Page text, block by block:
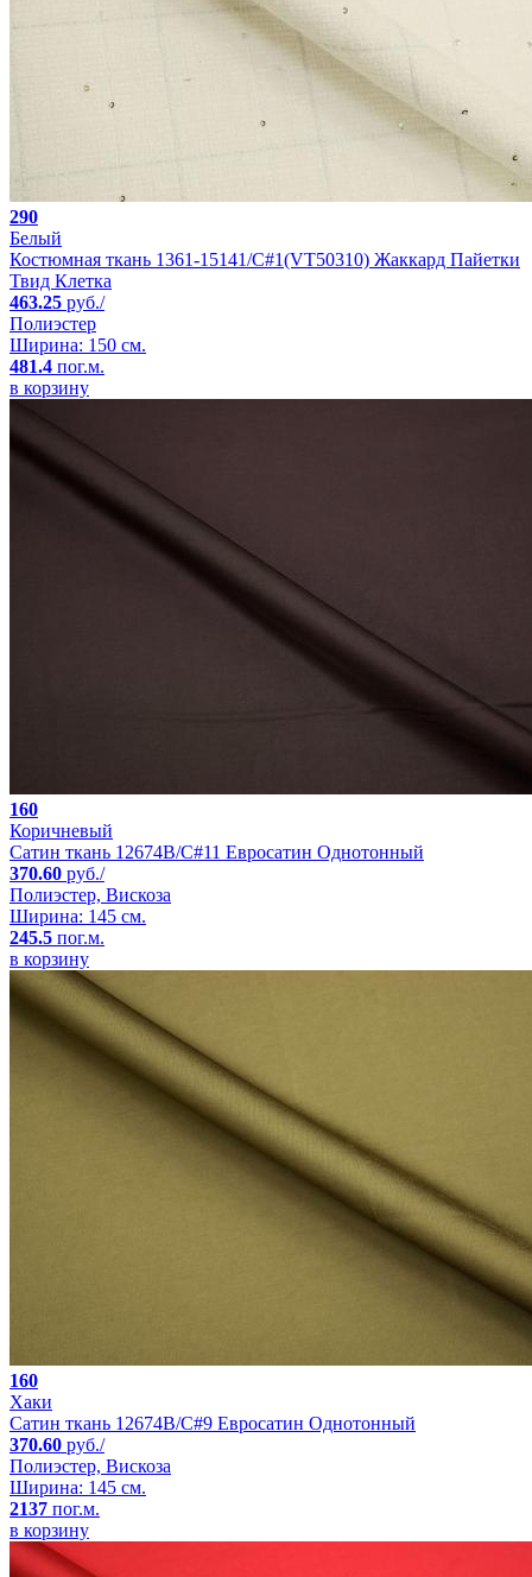
290
Белый
Костюмная ткань 1361-15141/C#1(VT50310) Жаккард Пайетки
Твид Клетка
463.25 руб./
Полиэстер
Ширина: 150 см.
481.4 пог.м.
в корзину
160
Коричневый
Сатин ткань 12674B/C#11 Евросатин Однотонный
370.60 руб./
Полиэстер, Вискоза
Ширина: 145 см.
245.5 пог.м.
в корзину
160
Хаки
Сатин ткань 12674B/C#9 Евросатин Однотонный
370.60 руб./
Полиэстер, Вискоза
Ширина: 145 см.
2137 пог.м.
в корзину